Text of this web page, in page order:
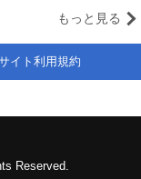
もっと見る
Reserved.
イト利用規約